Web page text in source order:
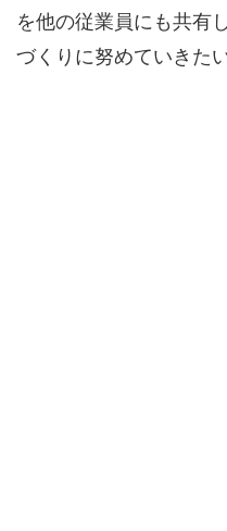
を他の従業員にも共有
づくりに努めていきた